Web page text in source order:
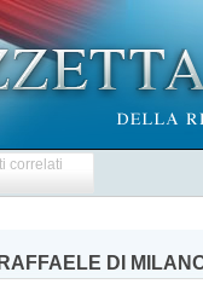
correlati
DI